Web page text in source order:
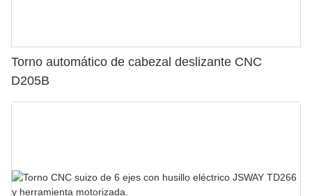
Torno automático de cabezal deslizante CNC
D205B